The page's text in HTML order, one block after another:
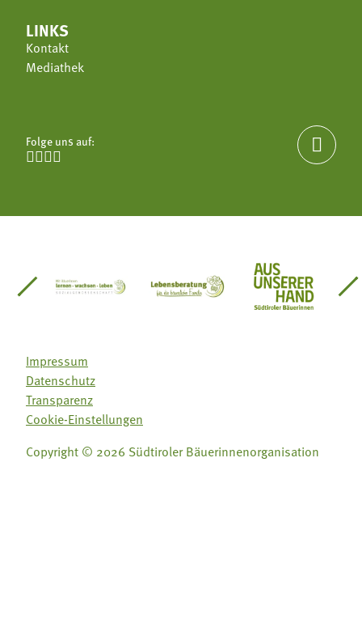
LINKS
Kontakt
Mediathek
Folge uns auf:
   

Südtirol
Gärtnervereinigung
Sozialgenossenschaft Mit Bäuerinnen lernen -
Lebensberatung für dieAus unserer
Impressum
Datenschutz
Transparenz
Cookie-Einstellungen
Copyright © 2026 Südtiroler Bäuerinnenorganisation